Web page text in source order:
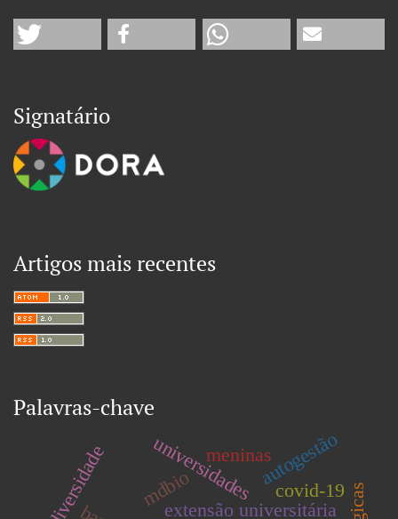
Signatário
Artigos mais recentes
Palavras-chave
extensão universitária
mdbio
universidades
meninas
covid-19
autogestão